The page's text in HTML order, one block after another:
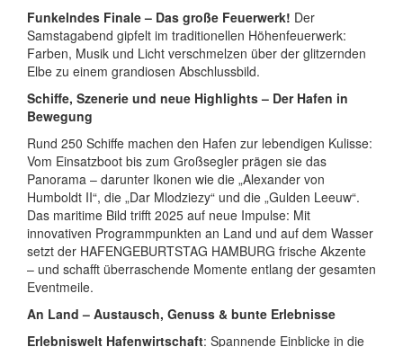
Funkelndes Finale – Das große Feuerwerk! Der
Samstagabend gipfelt im traditionellen Höhenfeuerwerk:
Farben, Musik und Licht verschmelzen über der glitzernden
Elbe zu einem grandiosen Abschlussbild.
Schiffe, Szenerie und neue Highlights – Der Hafen in
Bewegung
Rund 250 Schiffe machen den Hafen zur lebendigen Kulisse:
Vom Einsatzboot bis zum Großsegler prägen sie das
Panorama – darunter Ikonen wie die „Alexander von
Humboldt II“, die „Dar Mlodziezy“ und die „Gulden Leeuw“.
Das maritime Bild trifft 2025 auf neue Impulse: Mit
innovativen Programmpunkten an Land und auf dem Wasser
setzt der HAFENGEBURTSTAG HAMBURG frische Akzente
– und schafft überraschende Momente entlang der gesamten
Eventmeile.
An Land – Austausch, Genuss & bunte Erlebnisse
Erlebniswelt Hafenwirtschaft: Spannende Einblicke in die